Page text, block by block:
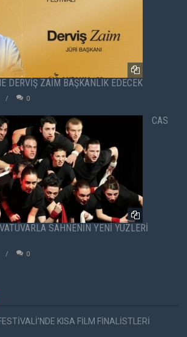
DERVİŞ ZAİM BAŞKANLIK EDECEK
0
CAS
SAHNENİN YENİ YÜZLERİ
0
KISA FİLM FİNALİSTLERİ